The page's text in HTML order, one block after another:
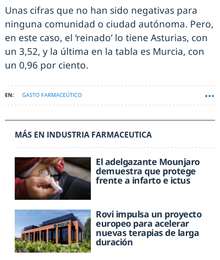
Unas cifras que no han sido negativas para
ninguna comunidad o ciudad autónoma. Pero,
en este caso, el ‘reinado’ lo tiene Asturias, con
un 3,52, y la última en la tabla es Murcia, con
un 0,96 por ciento.
GASTO FARMACEÚTICO
MÁS EN INDUSTRIA FARMACEUTICA
El adelgazante Mounjaro
demuestra que protege
frente a infarto e ictus
Rovi impulsa un proyecto
europeo para acelerar
nuevas terapias de larga
duración